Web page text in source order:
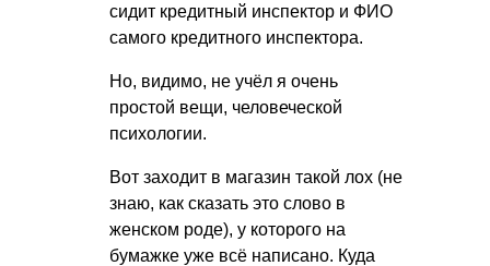
сидит кредитный инспектор и ФИО
самого кредитного инспектора.
Но, видимо, не учёл я очень
простой вещи, человеческой
психологии.
Вот заходит в магазин такой лох (не
знаю, как сказать это слово в
женском роде), у которого на
бумажке уже всё написано. Куда